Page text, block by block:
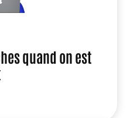
quand on est